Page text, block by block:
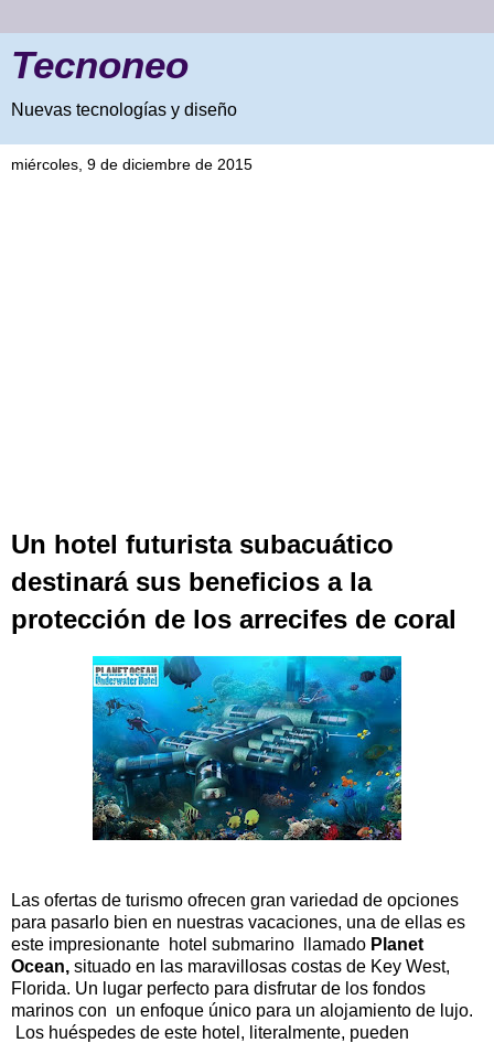
Tecnoneo
Nuevas tecnologías y diseño
miércoles, 9 de diciembre de 2015
Un hotel futurista subacuático
destinará sus beneficios a la
protección de los arrecifes de coral
Las ofertas de turismo ofrecen gran variedad de opciones
para pasarlo bien en nuestras vacaciones, una de ellas es
este impresionante hotel submarino llamado Planet
Ocean, situado en las maravillosas costas de Key West,
Florida. Un lugar perfecto para disfrutar de los fondos
marinos con un enfoque único para un alojamiento de lujo.
Los huéspedes de este hotel, literalmente, pueden